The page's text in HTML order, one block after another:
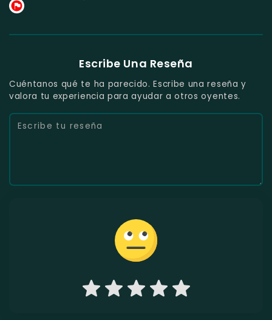
Escribe Una Reseña
Cuéntanos qué te ha parecido. Escribe una reseña y
valora tu experiencia para ayudar a otros oyentes.